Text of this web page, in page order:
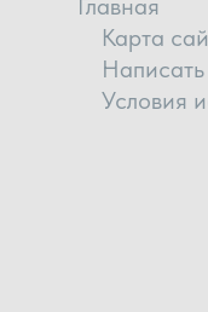
Главная
Карта
Условия